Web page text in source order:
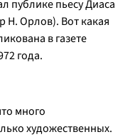
публике пьесу Диаса
Н. Орлов). Вот какая
в газете
года.
много
художественных.